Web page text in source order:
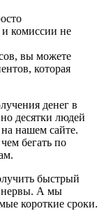
комиссии не
вы можете
которая
денег в
десятки людей
нашем сайте.
бегать по
быстрый
нервы. А мы
короткие сроки.